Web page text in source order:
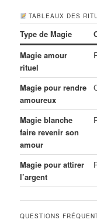
TABLEAUX DES
Type de Magie
Magie amour
rituel
Magie pour rendre
amoureux
Magie blanche
faire revenir son
amour
Magie pour attirer
l’argent
QUESTIONS